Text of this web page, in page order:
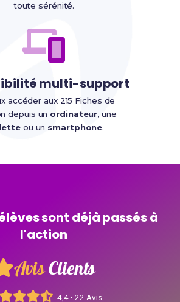
toute sérénité.
multi-support
accéder aux 215 Fiches de
depuis un ordinateur, une
ou un smartphone.
sont déjà passés à
l'action
AvisClients
4,4 • 22 Avis